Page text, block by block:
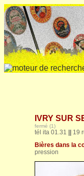
IVRY SUR
fermé (1)
tél ita 01.31
19
Bières dans la
pression